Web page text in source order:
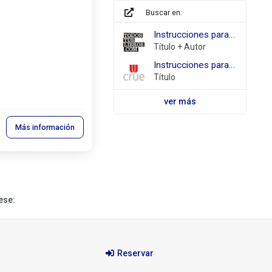
Más información
Buscar en:
todostuslibros.com Instrucciones para una ola de calor O'Farrell, Maggie (
Título + Autor
REBIUN Instrucciones para una ola de calor
Título
ver más
Reservar